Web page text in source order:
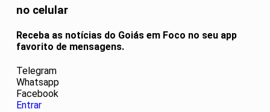
no celular
Receba as notícias do Goiás em Foco no seu app
favorito de mensagens.
Telegram
Whatsapp
Facebook
Entrar